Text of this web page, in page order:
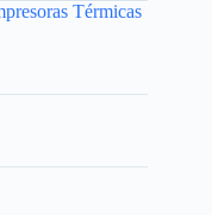
Térmicas